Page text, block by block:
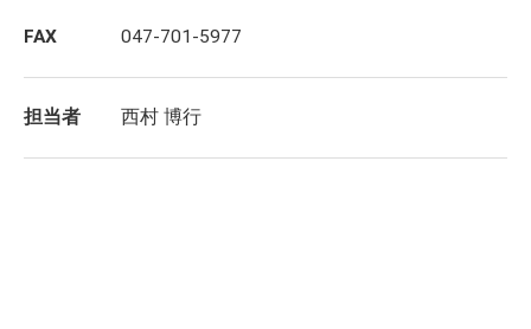
FAX 047-701-5977
担当者 西村 博行